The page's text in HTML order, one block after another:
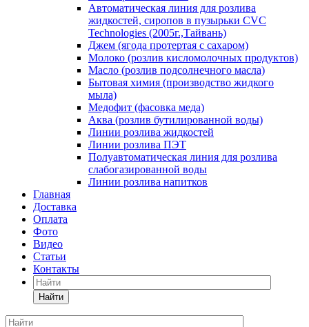
Автоматическая линия для розлива
жидкостей, сиропов в пузырьки CVC
Technologies (2005г.,Тайвань)
Джем (ягода протертая с сахаром)
Молоко (розлив кисломолочных продуктов)
Масло (розлив подсолнечного масла)
Бытовая химия (производство жидкого
мыла)
Медофит (фасовка меда)
Аква (розлив бутилированной воды)
Линии розлива жидкостей
Линии розлива ПЭТ
Полуавтоматическая линия для розлива
слабогазированной воды
Линии розлива напитков
Главная
Доставка
Оплата
Фото
Видео
Статьи
Контакты
Найти